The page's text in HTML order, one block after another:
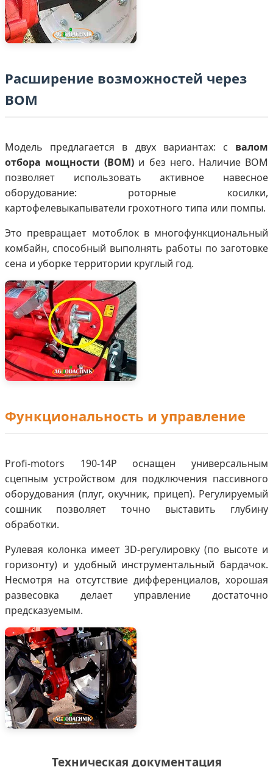
Расширение возможностей через
ВОМ
Модель предлагается в двух вариантах: с валом
отбора мощности (ВОМ) и без него. Наличие ВОМ
позволяет использовать активное навесное
оборудование: роторные косилки,
картофелевыкапыватели грохотного типа или помпы.
Это превращает мотоблок в многофункциональный
комбайн, способный выполнять работы по заготовке
сена и уборке территории круглый год.
Функциональность и управление
Profi-motors 190-14P оснащен универсальным
сцепным устройством для подключения пассивного
оборудования (плуг, окучник, прицеп). Регулируемый
сошник позволяет точно выставить глубину
обработки.
Рулевая колонка имеет 3D-регулировку (по высоте и
горизонту) и удобный инструментальный бардачок.
Несмотря на отсутствие дифференциалов, хорошая
развесовка делает управление достаточно
предсказуемым.
Техническая документация